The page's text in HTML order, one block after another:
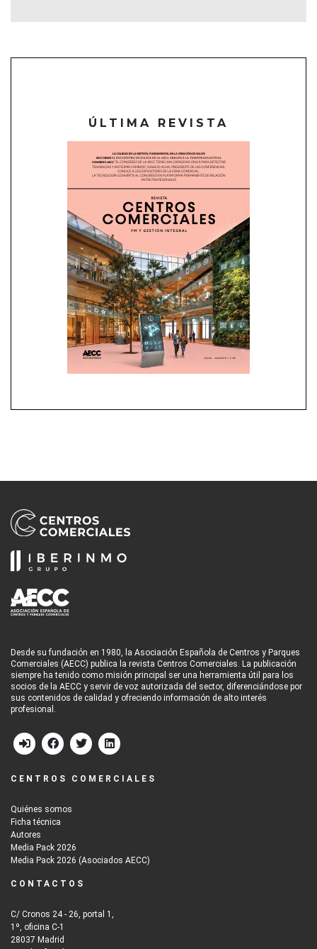
ÚLTIMA REVISTA
Desde su fundación en 1980, la Asociación Española de Centros y Parques
Comerciales (AECC) publica la revista Centros Comerciales. La publicación
siempre ha tenido como misión principal ser una herramienta útil para los
socios de la AECC y servir de voz autorizada del sector, diferenciándose por
sus contenidos de calidad y ofreciendo información de alto interés
profesional.
CENTROS COMERCIALES
Quiénes somos
Ficha técnica
Autores
Media Pack 2026
Media Pack 2026 (Asociados AECC)
CONTACTOS
C/ Cronos 24 - 26, portal 1,
1º, oficina C-1
28037 Madrid